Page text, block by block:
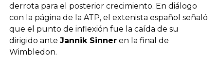
derrota para el posterior crecimiento. En diálogo
con la página de la ATP, el extenista español señaló
que el punto de inflexión fue la caída de su
dirigido ante Jannik Sinneren la final de
Wimbledon.